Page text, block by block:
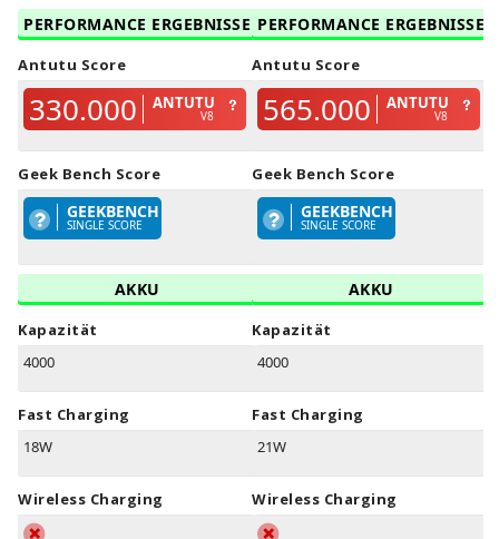
PERFORMANCE ERGEBNISSE
Antutu Score
330.000 ANTUTU
V8
Geek Bench Score
GEEKBENCH
SINGLE SCORE
AKKU
Kapazität
4000
Fast Charging
18W
Wireless Charging
PERFORMANCE ERGEBNISSE
Antutu Score
565.000 ANTUTU
V8
Geek Bench Score
GEEKBENCH
SINGLE SCORE
AKKU
Kapazität
4000
Fast Charging
21W
Wireless Charging